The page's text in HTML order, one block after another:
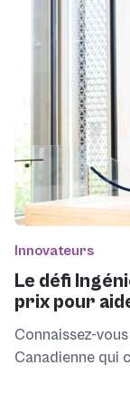
Innovateurs
Le défi
prix pour
Connaissez-
Canadienne qui